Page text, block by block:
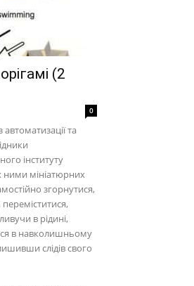
(2
0
та
інституту
ними мініатюрних
згорнутися,
в рідині,
в навколишньому
слідів свого